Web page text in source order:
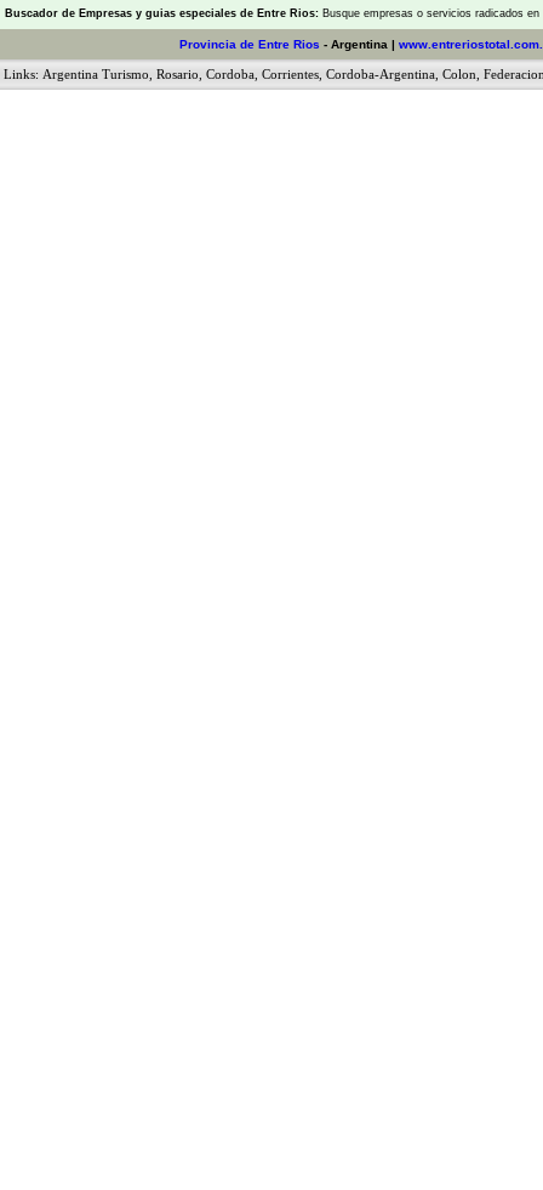
Buscador de Empresas y guias especiales de Entre Rios: Busque empresas o servicios radicados
Provincia de Entre Rios - Argentina |
Links: Argentina Turismo Rosario Cordoba Corrientes Cordoba-Argentina Colon